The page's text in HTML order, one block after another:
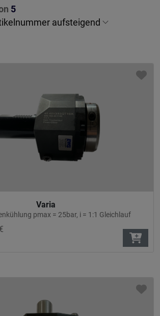
5
Varia
pmax = 25bar, i = 1:1 Gleichlauf
€